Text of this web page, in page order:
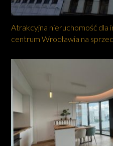
Atrakcyjna nieruchomość dla
centrum Wrocławia na